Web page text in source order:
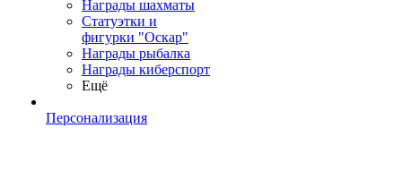
Награды шахматы
Статуэтки и
фигурки "Оскар"
Награды рыбалка
Награды киберспорт
Ещё
Персонализация